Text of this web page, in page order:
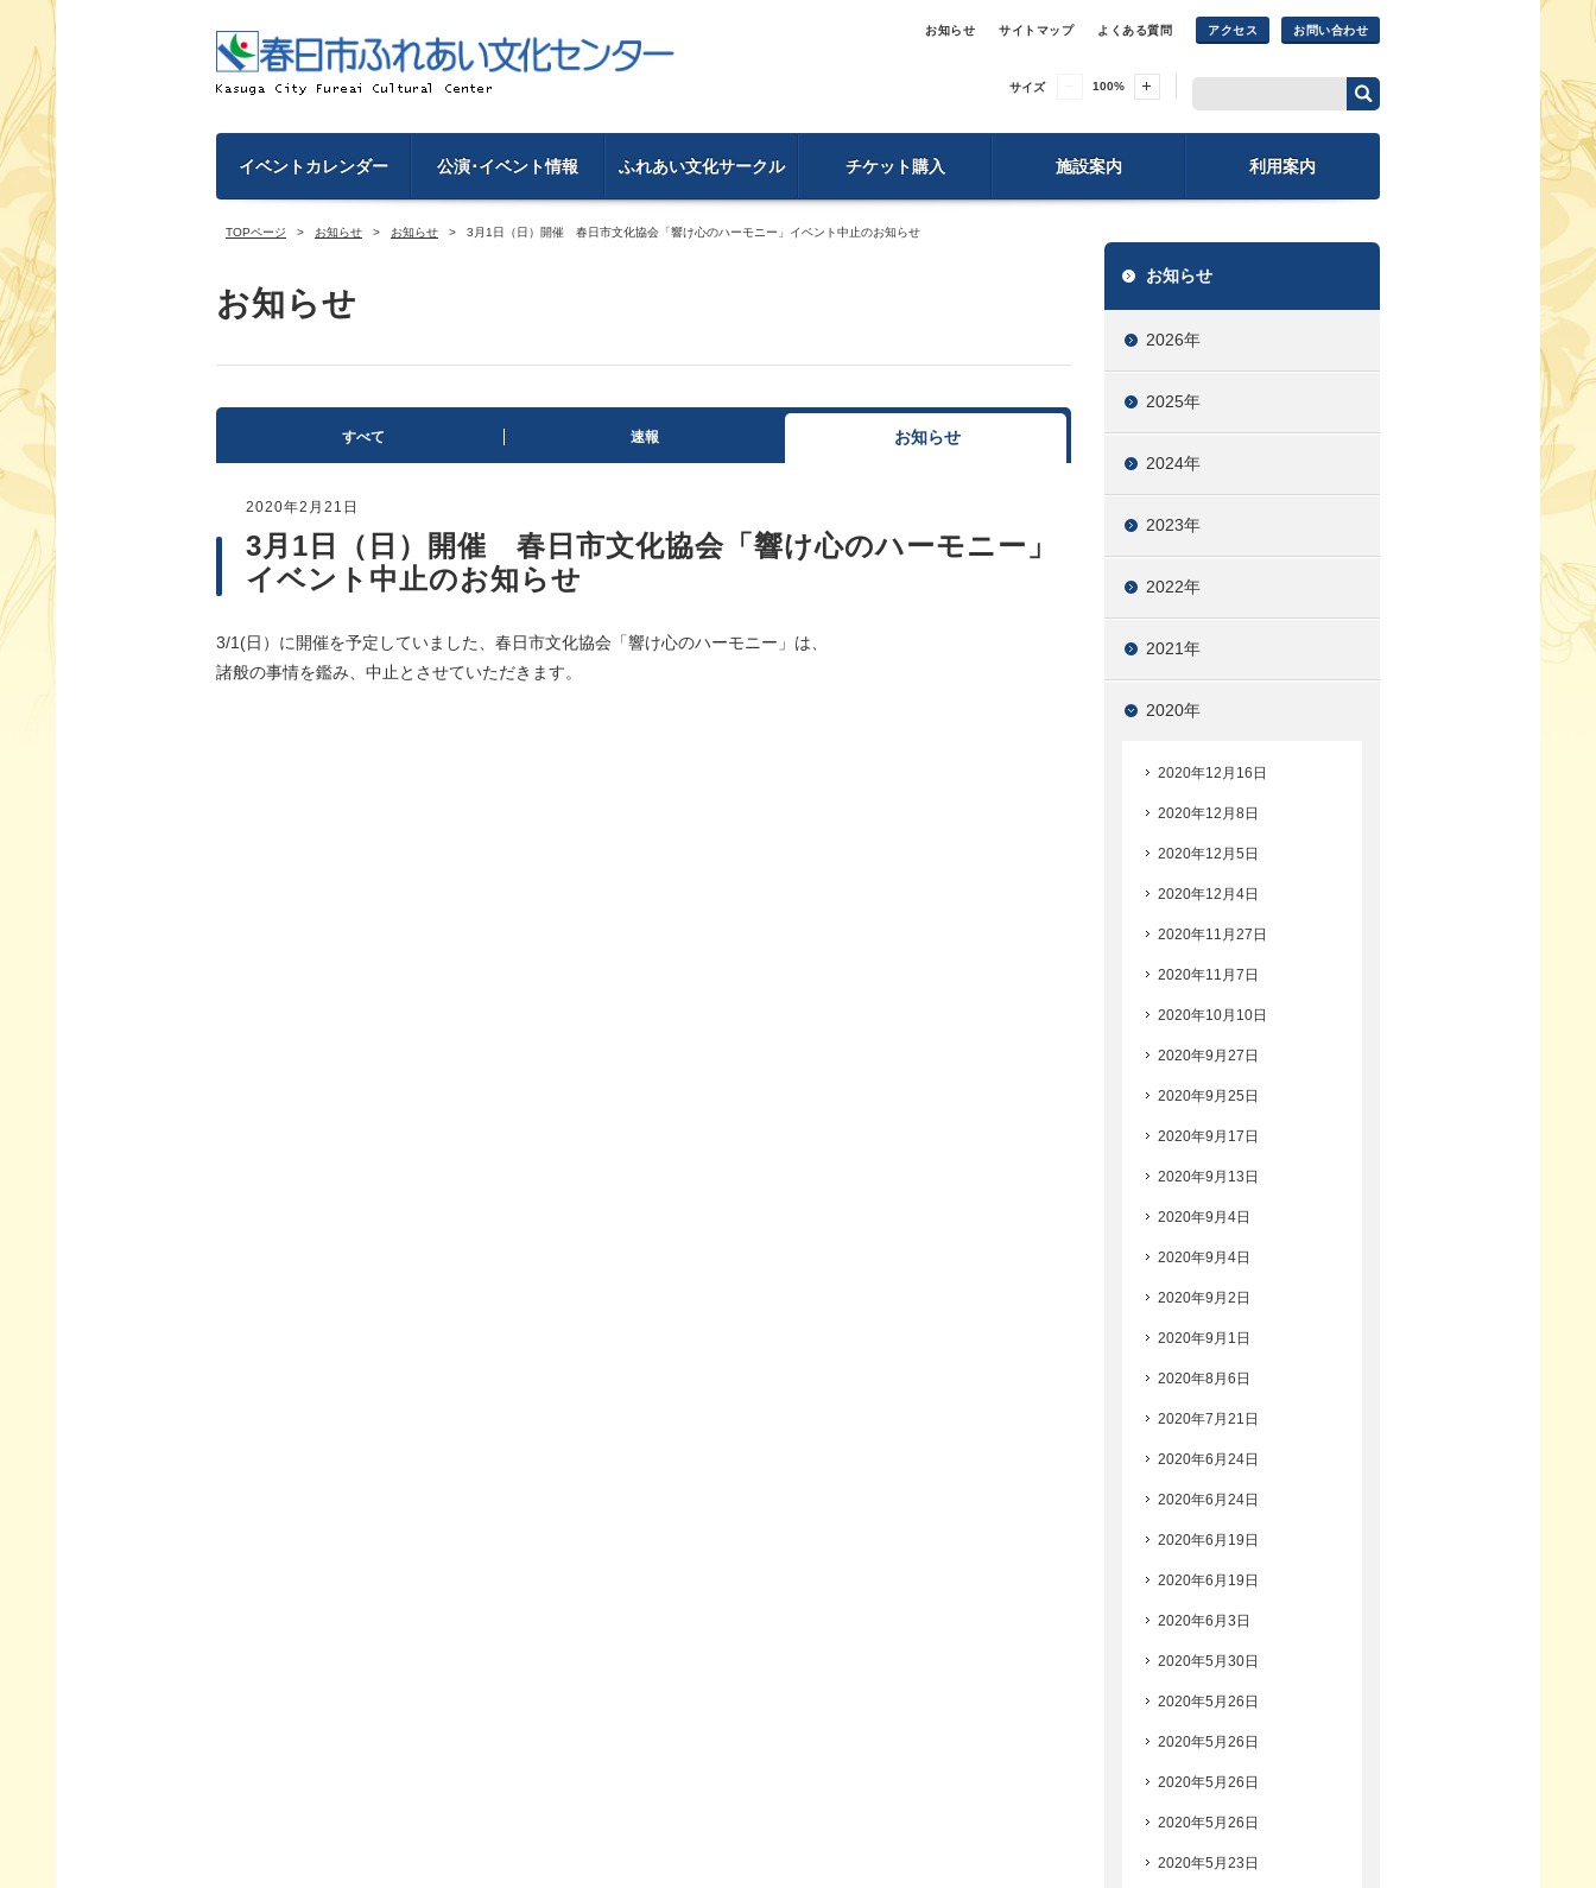
お知らせ サイトマップ よくある質問 アクセス お問い合わせ
サイズ 100%
イベントカレンダー 公演･イベント情報 ふれあい文化サークル チケット購入 施設案内 利用案内
TOPページ お知らせ お知らせ 3月1日（日）開催 春日市文化協会「響け心のハーモニー」イベント中止のお知らせ
お知らせ
すべて 速報 お知らせ
2020年2月21日
3月1日（日）開催 春日市文化協会「響け心のハーモニー」
イベント中止のお知らせ
3/1(日）に開催を予定していました、春日市文化協会「響け心のハーモニー」は、
諸般の事情を鑑み、中止とさせていただきます。
お知らせ
2026年
2025年
2024年
2023年
2022年
2021年
2020年
2020年12月16日
2020年12月8日
2020年12月5日
2020年12月4日
2020年11月27日
2020年11月7日
2020年10月10日
2020年9月27日
2020年9月25日
2020年9月17日
2020年9月13日
2020年9月4日
2020年9月4日
2020年9月2日
2020年9月1日
2020年8月6日
2020年7月21日
2020年6月24日
2020年6月24日
2020年6月19日
2020年6月19日
2020年6月3日
2020年5月30日
2020年5月26日
2020年5月26日
2020年5月26日
2020年5月26日
2020年5月23日